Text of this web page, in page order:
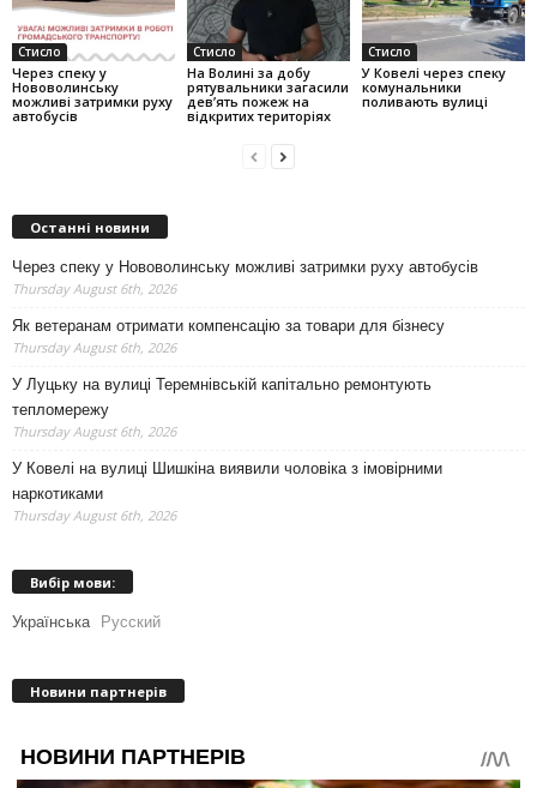
Стисло
Через спеку у
Нововолинську
можливі затримки руху
автобусів
Стисло
На Волині за добу
рятувальники загасили
дев’ять пожеж на
відкритих територіях
Стисло
У Ковелі через спеку
комунальники
поливають вулиці
Останні новини
Через спеку у Нововолинську можливі затримки руху автобусів
Thursday August 6th, 2026
Як ветеранам отримати компенсацію за товари для бізнесу
Thursday August 6th, 2026
У Луцьку на вулиці Теремнівській капітально ремонтують
тепломережу
Thursday August 6th, 2026
У Ковелі на вулиці Шишкіна виявили чоловіка з імовірними
наркотиками
Thursday August 6th, 2026
Вибір мови:
Українська Русский
Новини партнерів